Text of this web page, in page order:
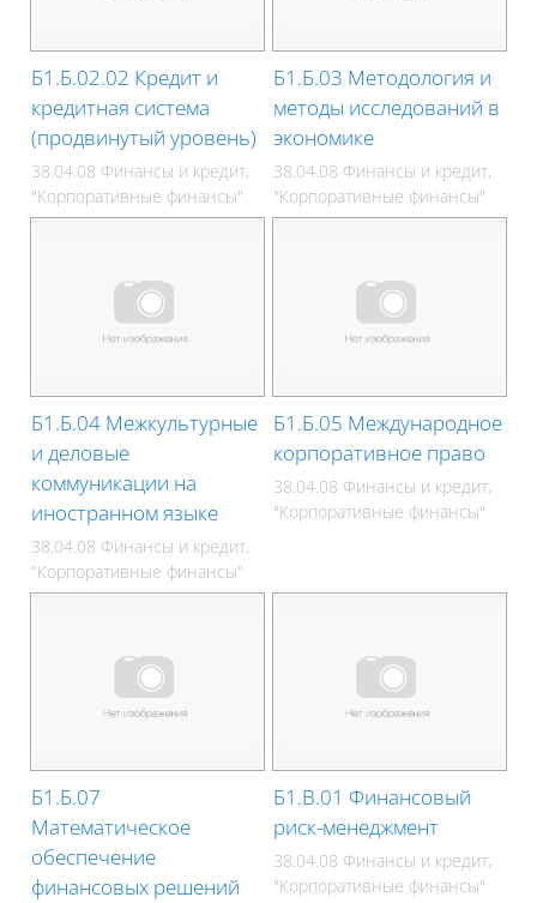
Б1.Б.02.02 Кредит и
кредитная система
(продвинутый уровень)
38.04.08 Финансы и кредит,
"Корпоративные финансы"
Б1.Б.03 Методология и
методы исследований в
экономике
38.04.08 Финансы и кредит,
"Корпоративные финансы"
Б1.Б.04 Межкультурные
и деловые
коммуникации на
иностранном языке
38.04.08 Финансы и кредит,
"Корпоративные финансы"
Б1.Б.05 Международное
корпоративное право
38.04.08 Финансы и кредит,
"Корпоративные финансы"
Б1.Б.07
Математическое
обеспечение
финансовых решений
Б1.В.01 Финансовый
риск-менеджмент
38.04.08 Финансы и кредит,
"Корпоративные финансы"